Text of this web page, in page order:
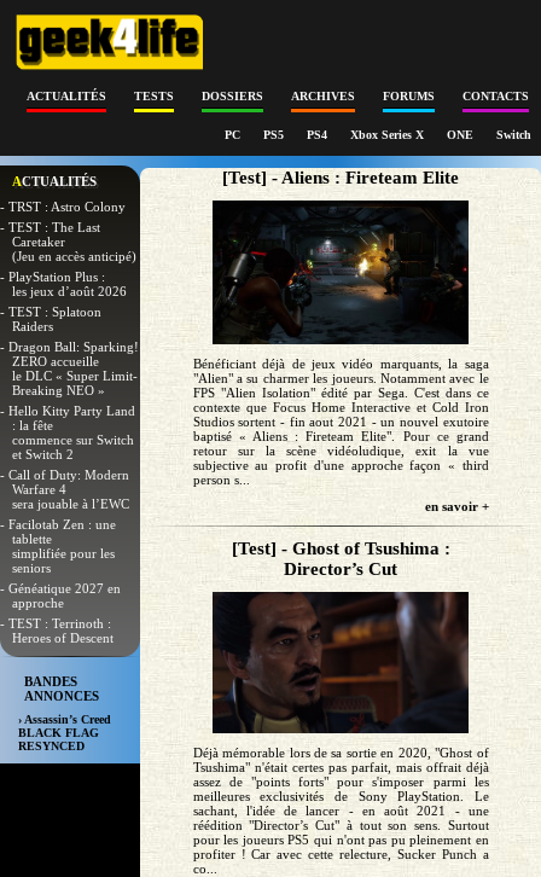
ACTUALITÉS TESTS DOSSIERS ARCHIVES FORUMS CONTACTS
PC PS5 PS4 Xbox Series X ONE Switch
ACTUALITÉS
- TRST : Astro Colony
- TEST : The Last
Caretaker
(Jeu en accès anticipé)
- PlayStation Plus :
les jeux d’août 2026
- TEST : Splatoon
Raiders
- Dragon Ball: Sparking!
ZERO accueille
le DLC « Super Limit-
Breaking NEO »
- Hello Kitty Party Land
: la fête
commence sur Switch
et Switch 2
- Call of Duty: Modern
Warfare 4
sera jouable à l’EWC
- Facilotab Zen : une
tablette
simplifiée pour les
seniors
- Généatique 2027 en
approche
- TEST : Terrinoth :
Heroes of Descent
BANDES
ANNONCES
› Assassin’s Creed
BLACK FLAG
RESYNCED
[Test] - Aliens : Fireteam Elite
Bénéficiant déjà de jeux vidéo marquants, la saga
"Alien" a su charmer les joueurs. Notamment avec le
FPS "Alien Isolation" édité par Sega. C'est dans ce
contexte que Focus Home Interactive et Cold Iron
Studios sortent - fin aout 2021 - un nouvel exutoire
baptisé « Aliens : Fireteam Elite". Pour ce grand
retour sur la scène vidéoludique, exit la vue
subjective au profit d'une approche façon « third
person s...
en savoir +
[Test] - Ghost of Tsushima :
Director’s Cut
Déjà mémorable lors de sa sortie en 2020, "Ghost of
Tsushima" n'était certes pas parfait, mais offrait déjà
assez de "points forts" pour s'imposer parmi les
meilleures exclusivités de Sony PlayStation. Le
sachant, l'idée de lancer - en août 2021 - une
réédition "Director’s Cut" à tout son sens. Surtout
pour les joueurs PS5 qui n'ont pas pu pleinement en
profiter ! Car avec cette relecture, Sucker Punch a
co...